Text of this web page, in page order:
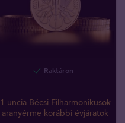
Raktáron
1 uncia Bécsi Filharmonikusok
aranyérme korábbi évjáratok